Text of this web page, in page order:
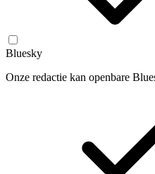
Bluesky
Onze redactie kan openbare